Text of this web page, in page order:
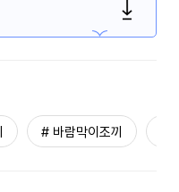
# 바람막이조끼